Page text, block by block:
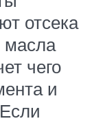
отсека
масла
чего
и